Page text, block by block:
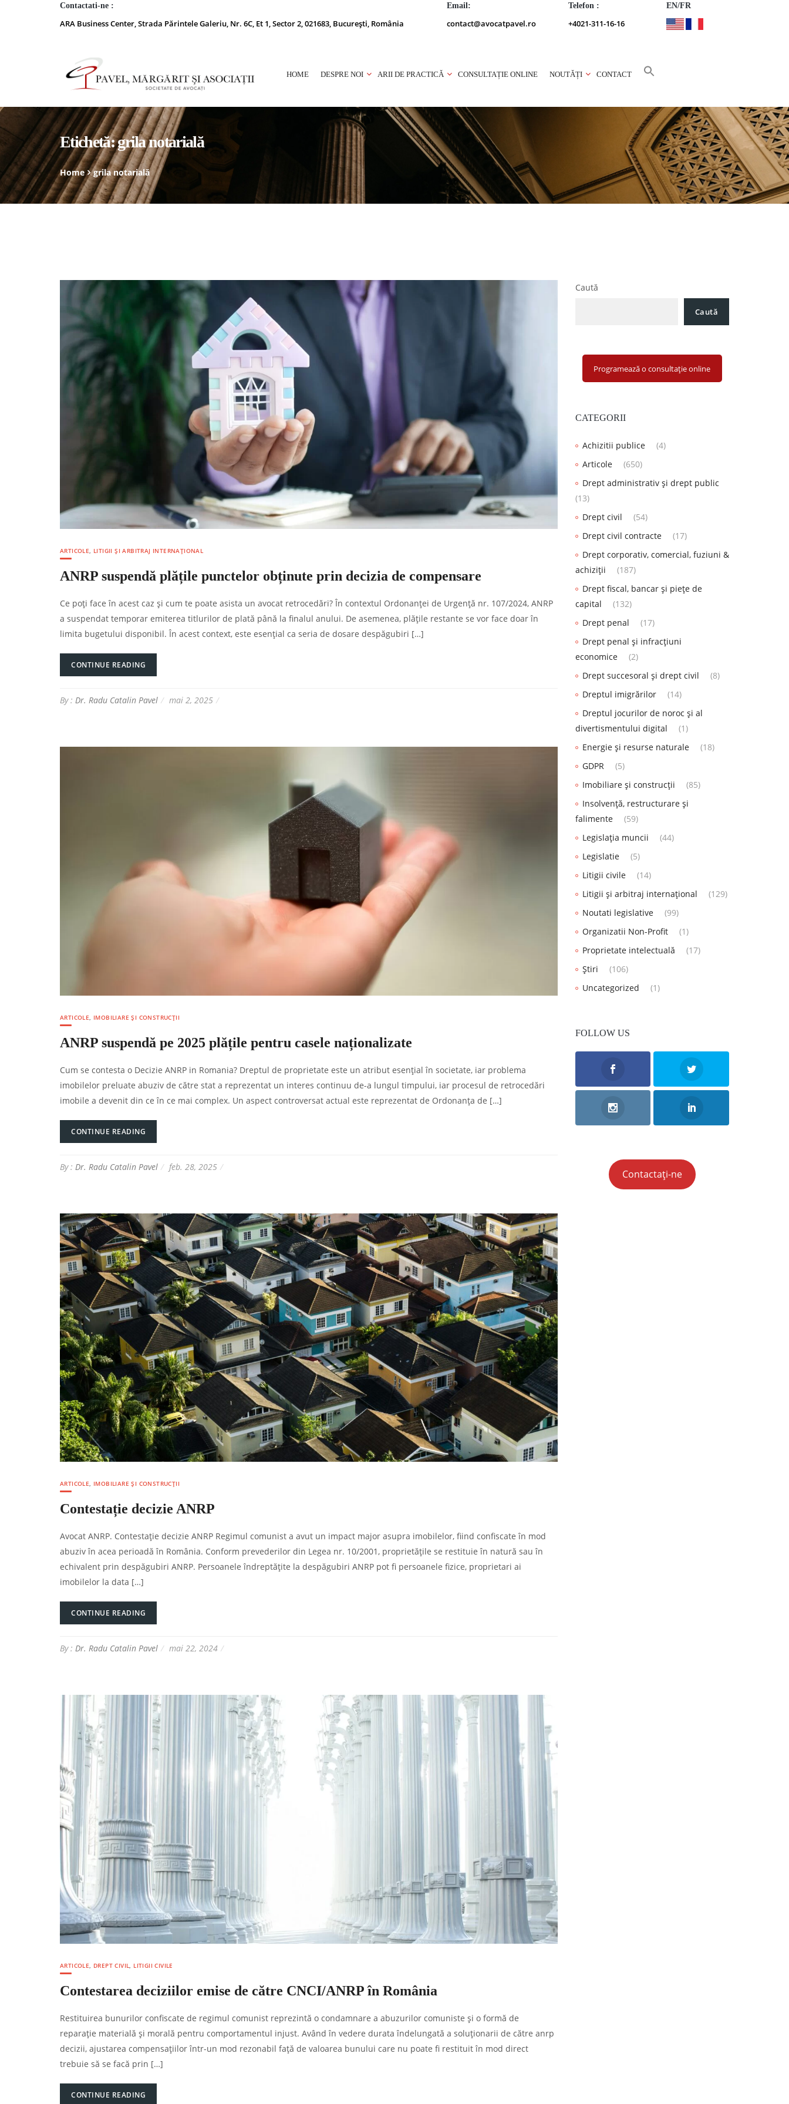
Contactati-ne :
ARA Business Center, Strada Părintele Galeriu, Nr. 6C, Et 1, Sector 2, 021683, București, România
Email:
contact@avocatpavel.ro
Telefon :
+4021-311-16-16
EN/FR
HOME DESPRE NOI ARII DE PRACTICĂ CONSULTAȚIE ONLINE NOUTĂȚI CONTACT
Etichetă:grila notarială
Home grila notarială
ARTICOLE LITIGII ȘI ARBITRAJ INTERNAȚIONAL
ANRP suspendă plățile punctelor obținute prin decizia de compensare
Ce poți face în acest caz și cum te poate asista un avocat retrocedări? În contextul Ordonanței de Urgență nr. 107/2024, ANRP
a suspendat temporar emiterea titlurilor de plată până la finalul anului. De asemenea, plățile restante se vor face doar în
limita bugetului disponibil. În acest context, este esențial ca seria de dosare despăgubiri […]
CONTINUE READING
By : Dr. Radu Catalin Pavel mai 2, 2025
ARTICOLE IMOBILIARE ȘI CONSTRUCȚII
ANRP suspendă pe 2025 plățile pentru casele naționalizate
Cum se contesta o Decizie ANRP in Romania? Dreptul de proprietate este un atribut esențial în societate, iar problema
imobilelor preluate abuziv de către stat a reprezentat un interes continuu de-a lungul timpului, iar procesul de retrocedări
imobile a devenit din ce în ce mai complex. Un aspect controversat actual este reprezentat de Ordonanța de […]
CONTINUE READING
By : Dr. Radu Catalin Pavel feb. 28, 2025
ARTICOLE, IMOBILIARE ȘI CONSTRUCȚII
Contestație decizie ANRP
Avocat ANRP. Contestație decizie ANRP Regimul comunist a avut un impact major asupra imobilelor, fiind confiscate în mod
abuziv în acea perioadă în România. Conform prevederilor din Legea nr. 10/2001, proprietățile se restituie în natură sau în
echivalent prin despăgubiri ANRP. Persoanele îndreptățite la despăgubiri ANRP pot fi persoanele fizice, proprietari ai
imobilelor la data […]
CONTINUE READING
By : Dr. Radu Catalin Pavel mai 22, 2024
ARTICOLE, DREPT CIVIL, LITIGII CIVILE
Contestarea deciziilor emise de către CNCI/ANRP în România
Restituirea bunurilor confiscate de regimul comunist reprezintă o condamnare a abuzurilor comuniste și o formă de
reparație materială și morală pentru comportamentul injust. Având în vedere durata îndelungată a soluționarii de către anrp
decizii, ajustarea compensațiilor într-un mod rezonabil față de valoarea bunului care nu poate fi restituit în mod direct
trebuie să se facă prin […]
CONTINUE READING
Caută
Caută
Programează o consultație online
CATEGORII
Achizitii publice
(4)
Articole
(650)
Drept administrativ și drept public
(13)
Drept civil
(54)
Drept civil contracte
(17)
Drept corporativ, comercial, fuziuni &
achiziții
(187)
Drept fiscal, bancar și piețe de
capital
(132)
Drept penal
(17)
Drept penal și infracțiuni
economice
(2)
Drept succesoral și drept civil
(8)
Dreptul imigrărilor
(14)
Dreptul jocurilor de noroc și al
divertismentului digital
(1)
Energie și resurse naturale
(18)
GDPR
(5)
Imobiliare și construcții
(85)
Insolvență, restructurare și
falimente
(59)
Legislația muncii
(44)
Legislatie
(5)
Litigii civile
(14)
Litigii și arbitraj internațional
(129)
Noutati legislative
(99)
Organizatii Non-Profit
(1)
Proprietate intelectuală
(17)
Știri
(106)
Uncategorized
(1)
FOLLOW US
Contactați-ne